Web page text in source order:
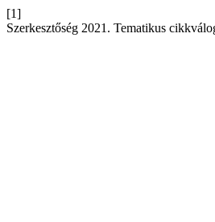
[1]
Szerkesztőség 2021. Tematikus